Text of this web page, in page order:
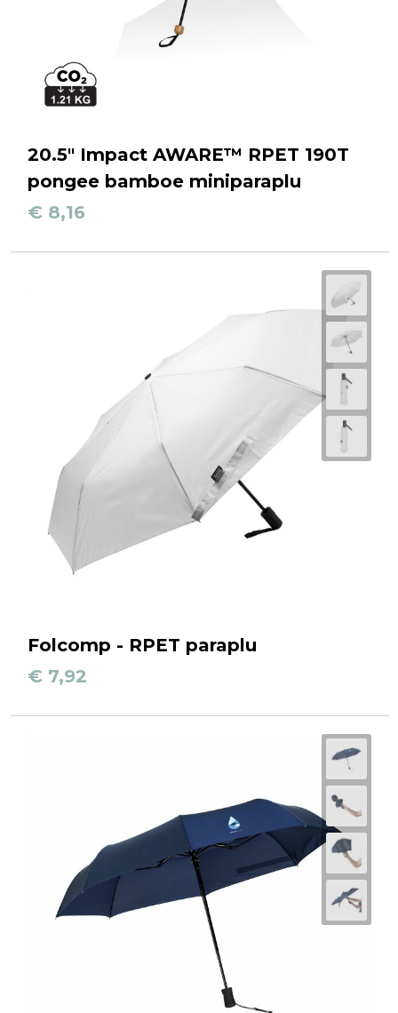
20.5" Impact AWARE™ RPET 190T
pongee bamboe miniparaplu
€ 8,16
Folcomp - RPET paraplu
€ 7,92